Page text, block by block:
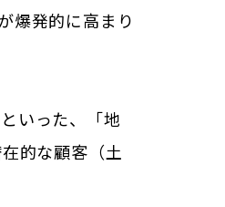
爆発的に高まり
いった、「地
的な顧客（土